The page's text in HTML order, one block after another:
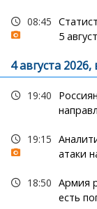
08:45
5
4 августа
19:40
19:15
атаки
18:50 Армия
есть